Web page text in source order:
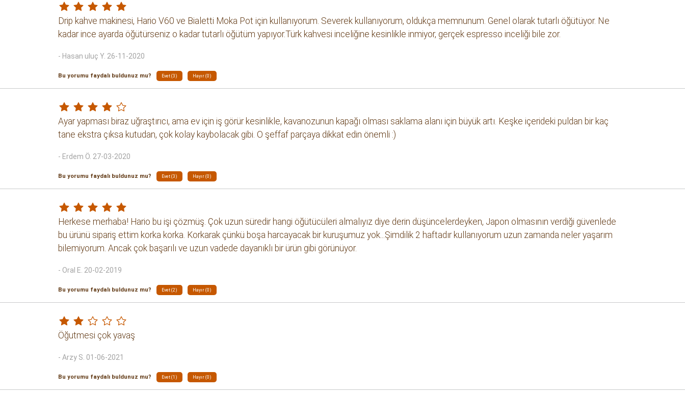
Drip kahve makinesi, Hario V60 ve Bialetti Moka Pot için kullanıyorum. Severek kullanıyorum, oldukça memnunum. Genel olarak tutarlı öğütüyor. Ne
kadar ince ayarda öğütürseniz o kadar tutarlı öğütüm yapıyor.Türk kahvesi inceliğine kesinlikle inmiyor, gerçek espresso inceliği bile zor.
- Hasan uluç Y. 26-11-2020
Bu yorumu faydalı buldunuz mu? Evet (3) Hayır (0)
Ayar yapması biraz uğraştırıcı, ama ev için iş görür kesinlikle, kavanozunun kapağı olması saklama alanı için büyük artı. Keşke içerideki puldan bir kaç
tane ekstra çıksa kutudan, çok kolay kaybolacak gibi. O şeffaf parçaya dikkat edin önemli :)
- Erdem Ö. 27-03-2020
Bu yorumu faydalı buldunuz mu? Evet (3) Hayır (0)
Herkese merhaba! Hario bu işi çözmüş. Çok uzun süredir hangi öğütücüleri almalıyız diye derin düşüncelerdeyken, Japon olmasının verdiği güvenlede
bu ürünü sipariş ettim korka korka. Korkarak çünkü boşa harcayacak bir kuruşumuz yok...Şimdilik 2 haftadır kullanıyorum uzun zamanda neler yaşarım
bilemiyorum. Ancak çok başarılı ve uzun vadede dayanıklı bir ürün gibi görünüyor.
- Oral E. 20-02-2019
Bu yorumu faydalı buldunuz mu? Evet (2) Hayır (0)
Öğutmesi çok yavaş
- Arzy S. 01-06-2021
Bu yorumu faydalı buldunuz mu? Evet (1) Hayır (0)